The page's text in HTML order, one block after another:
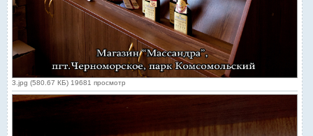
3.jpg (580.67 КБ) 19681 просмотр